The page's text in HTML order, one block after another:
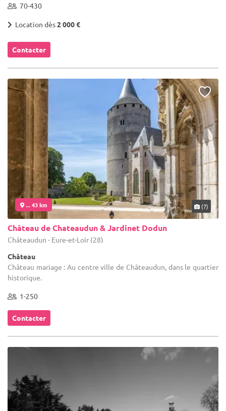
70-430
Location dès2 000 €
Contacter
... 43 km (7)
Château de Chateaudun & Jardinet Dodun
Châteaudun - Eure-et-Loir (28)
Château
Château mariage : Au centre ville de Châteaudun, dans le quartier
historique.
1-250
Contacter